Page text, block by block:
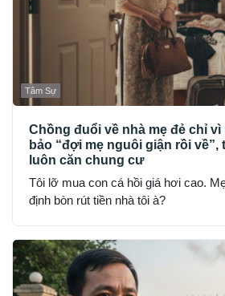
Tâm Sự
Chồng đuổi về nhà mẹ đẻ chỉ vì
bảo “đợi mẹ nguôi giận rồi về”,
luôn căn chung cư
Tôi lỡ mua con cá hồi giá hơi cao.
định bòn rút tiền nhà tôi à?